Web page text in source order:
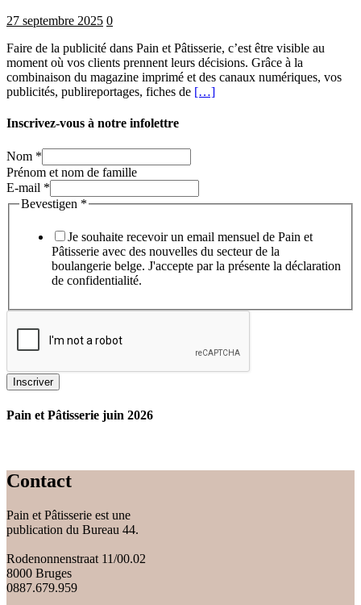
27 septembre 2025 0
Faire de la publicité dans Pain et Pâtisserie, c’est être visible au
moment où vos clients prennent leurs décisions. Grâce à la
combinaison du magazine imprimé et des canaux numériques, vos
publicités, publireportages, fiches de […]
Inscrivez-vous à notre infolettre
Nom *
Prénom et nom de famille
E-mail *
Bevestigen *
Je souhaite recevoir un email mensuel de Pain et
Pâtisserie avec des nouvelles du secteur de la
boulangerie belge. J'accepte par la présente la déclaration
de confidentialité.
Inscriver
Pain et Pâtisserie juin 2026
Contact
Pain et Pâtisserie est une
publication du Bureau 44.
Rodenonnenstraat 11/00.02
8000 Bruges
0887.679.959